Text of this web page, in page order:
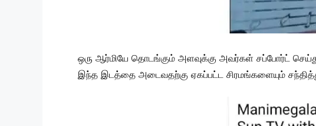
ஒரு ஆர்மியே தொடங்கும் அளவுக்கு அவர்கள் சப்போர்ட்
இந்த இடத்தை அடைவதற்கு ஏகப்பட்ட சிரமங்களையும்